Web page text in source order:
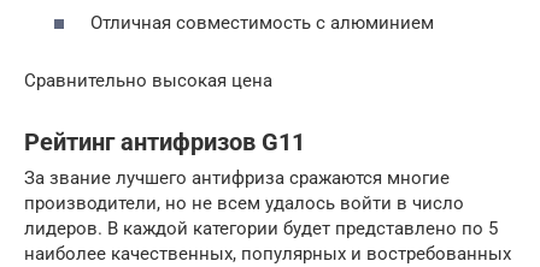
Отличная совместимость с алюминием
Сравнительно высокая цена
Рейтинг антифризов G11
За звание лучшего антифриза сражаются многие
производители, но не всем удалось войти в число
лидеров. В каждой категории будет представлено по 5
наиболее качественных, популярных и востребованных